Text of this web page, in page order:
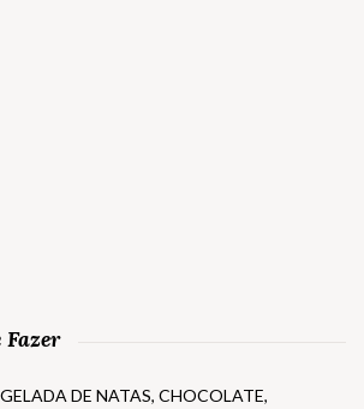
Fazer
DE NATAS, CHOCOLATE,